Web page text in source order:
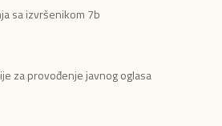
sa izvršenikom 7b
za provođenje javnog oglasa